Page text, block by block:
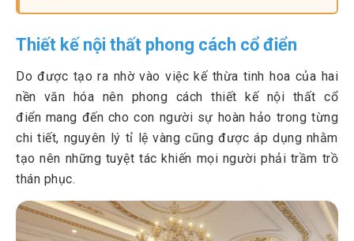
Thiết kế nội thất phong cách cổ điển
Do được tạo ra nhờ vào việc kế thừa tinh hoa của hai
nền văn hóa nên phong cách thiết kế nội thất cổ
điển mang đến cho con người sự hoàn hảo trong từng
chi tiết, nguyên lý tỉ lệ vàng cũng được áp dụng nhằm
tạo nên những tuyệt tác khiến mọi người phải trầm trồ
thán phục.